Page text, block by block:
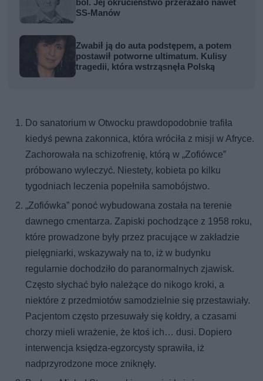
ból. Jej okrucieństwo przerażało nawet
SS-Manów
Zwabił ją do auta podstępem, a potem
postawił potworne ultimatum. Kulisy
tragedii, która wstrząsnęła Polską
Do sanatorium w Otwocku prawdopodobnie trafiła
kiedyś pewna zakonnica, która wróciła z misji w Afryce.
Zachorowała na schizofrenię, którą w „Zofiówce”
próbowano wyleczyć. Niestety, kobieta po kilku
tygodniach leczenia popełniła samobójstwo.
„Zofiówka” ponoć wybudowana została na terenie
dawnego cmentarza. Zapiski pochodzące z 1958 roku,
które prowadzone były przez pracujące w zakładzie
pielęgniarki, wskazywały na to, iż w budynku
regularnie dochodziło do paranormalnych zjawisk.
Często słychać było należące do nikogo kroki, a
niektóre z przedmiotów samodzielnie się przestawiały.
Pacjentom często przesuwały się kołdry, a czasami
chorzy mieli wrażenie, że ktoś ich… dusi. Dopiero
interwencja księdza-egzorcysty sprawiła, iż
nadprzyrodzone moce zniknęły.